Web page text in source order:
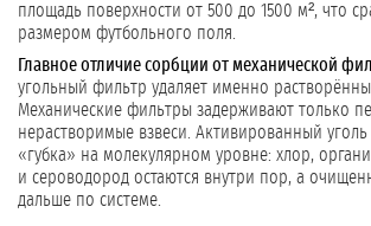
площадь поверхности от 500 до 1500 м², что
размером футбольного поля.
Главное отличие сорбции от механической
угольный фильтр удаляет именно
Механические фильтры задерживают только
нерастворимые взвеси. Активированный уголь
«губка» на молекулярном уровне: хлор,
и сероводород остаются внутри пор, а
дальше по системе.